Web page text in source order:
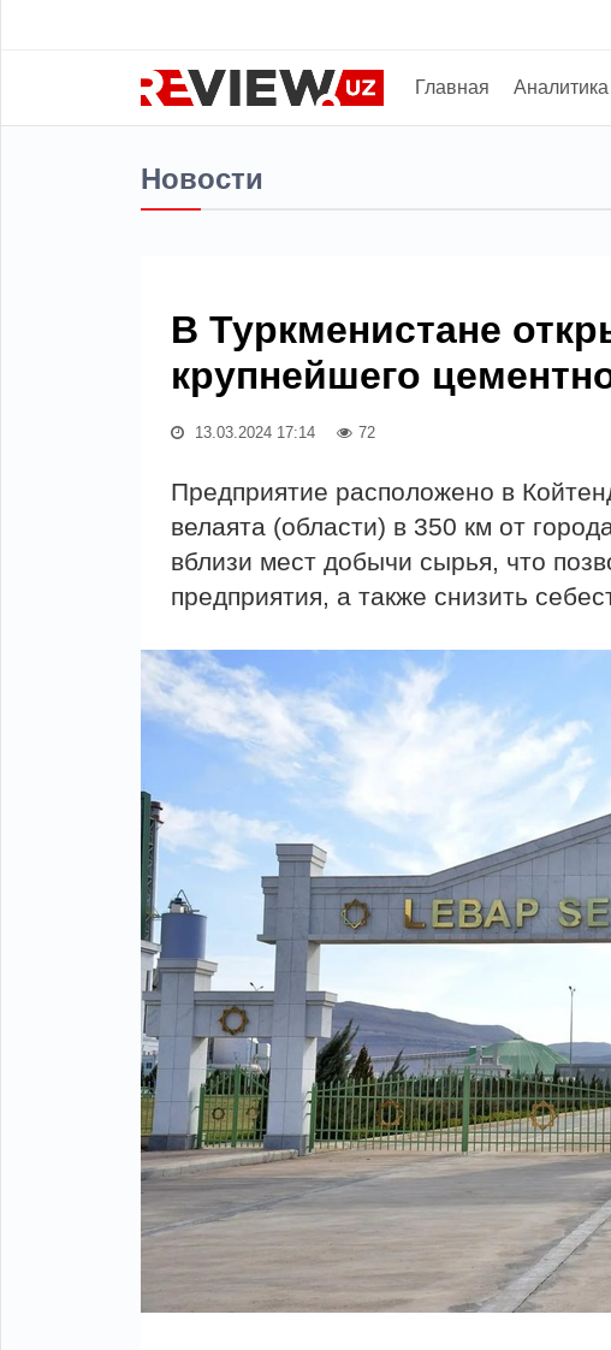
Главная Аналитика
Новости
В Туркменистане
крупнейшего
13.03.2024 17:14 72
Предприятие расположено в
велаята (области) в 350 км от
вблизи мест добычи сырья, что
предприятия, а также снизить